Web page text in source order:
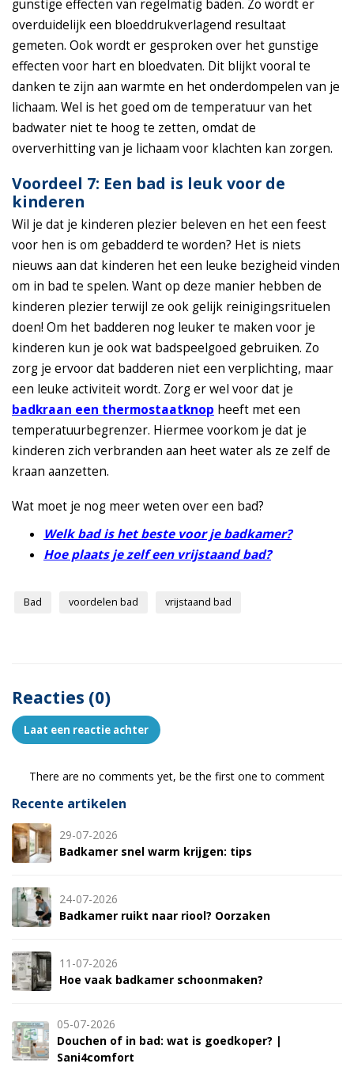
gunstige effecten van regelmatig baden. Zo wordt er
overduidelijk een bloeddrukverlagend resultaat
gemeten. Ook wordt er gesproken over het gunstige
effecten voor hart en bloedvaten. Dit blijkt vooral te
danken te zijn aan warmte en het onderdompelen van je
lichaam. Wel is het goed om de temperatuur van het
badwater niet te hoog te zetten, omdat de
oververhitting van je lichaam voor klachten kan zorgen.
Voordeel 7: Een bad is leuk voor de
kinderen
Wil je dat je kinderen plezier beleven en het een feest
voor hen is om gebadderd te worden? Het is niets
nieuws aan dat kinderen het een leuke bezigheid vinden
om in bad te spelen. Want op deze manier hebben de
kinderen plezier terwijl ze ook gelijk reinigingsrituelen
doen! Om het badderen nog leuker te maken voor je
kinderen kun je ook wat badspeelgoed gebruiken. Zo
zorg je ervoor dat badderen niet een verplichting, maar
een leuke activiteit wordt. Zorg er wel voor dat je
badkraan een thermostaatknop heeft met een
temperatuurbegrenzer. Hiermee voorkom je dat je
kinderen zich verbranden aan heet water als ze zelf de
kraan aanzetten.
Wat moet je nog meer weten over een bad?
Welk bad is het beste voor je badkamer?
Hoe plaats je zelf een vrijstaand bad?
Bad voordelen bad vrijstaand bad
Reacties (0)
Laat een reactie achter
There are no comments yet, be the first one to comment
Recente artikelen
29-07-2026
Badkamer snel warm krijgen: tips
24-07-2026
Badkamer ruikt naar riool? Oorzaken
11-07-2026
Hoe vaak badkamer schoonmaken?
05-07-2026
Douchen of in bad: wat is goedkoper? |
Sani4comfort